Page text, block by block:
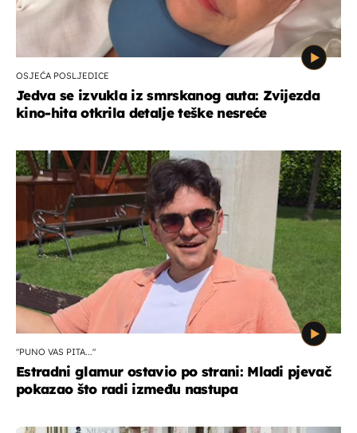
OSJEĆA POSLJEDICE
Jedva se izvukla iz smrskanog auta: Zvijezda
kino-hita otkrila detalje teške nesreće
"PUNO VAS PITA..."
Estradni glamur ostavio po strani: Mladi pjevač
pokazao što radi između nastupa